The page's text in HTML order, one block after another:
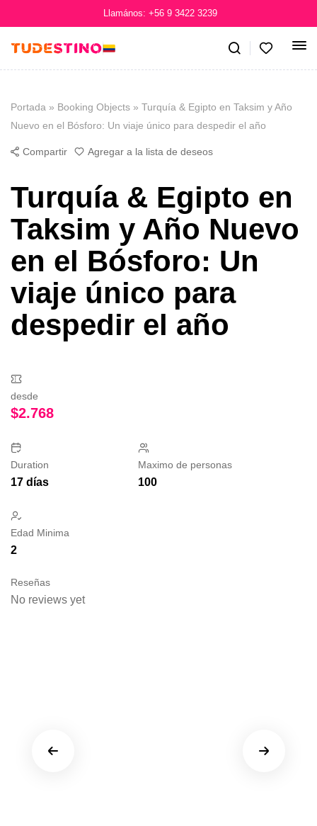
Llamános: +56 9 3422 3239
Portada » Booking Objects » Turquía & Egipto en Taksim y Año
Nuevo en el Bósforo: Un viaje único para despedir el año
Compartir Agregar a la lista de deseos
Turquía & Egipto en
Taksim y Año Nuevo
en el Bósforo: Un
viaje único para
despedir el año
desde
$2.768
Duration
17 días
Maximo de personas
100
Edad Minima
2
Reseñas
No reviews yet